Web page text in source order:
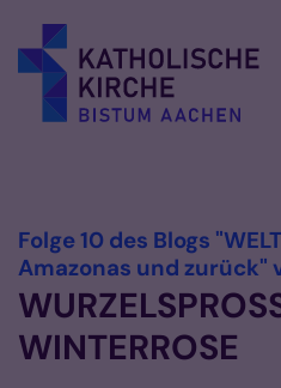
Folge 10 des Blogs
Amazonas und zurück"
WINTERROSE